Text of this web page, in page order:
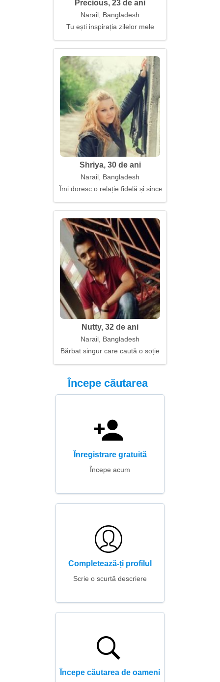
Precious, 23 de ani
Narail, Bangladesh
Tu ești inspirația zilelor mele
Shriya, 30 de ani
Narail, Bangladesh
Îmi doresc o relație fidelă și sinceră
Nutty, 32 de ani
Narail, Bangladesh
Bărbat singur care caută o soție
Începe căutarea
Înregistrare gratuită
Începe acum
Completează-ți profilul
Scrie o scurtă descriere
Începe căutarea de oameni